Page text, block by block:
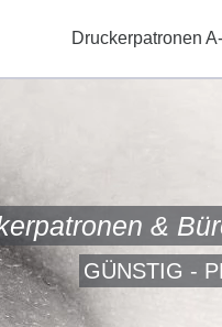
Druckerpatronen
&
GÜNSTIG -